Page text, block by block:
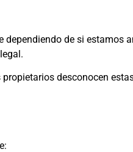
de si estamos
desconocen